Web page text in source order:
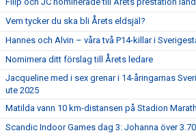
Vem tycker du ska bli Årets eldsjäl?
Hannes och Alvin – våra två P14-killar i
Nomimera ditt förslag till Årets ledare
Jacqueline med i sex grenar i 14-åringarnas
ute 2025
Matilda vann 10 km-distansen på Stadion
Scandic Indoor Games dag 3: Johanna över 3.70